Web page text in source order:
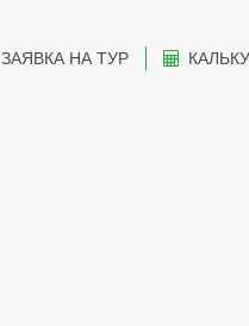
ЗАЯВКА НА ТУР